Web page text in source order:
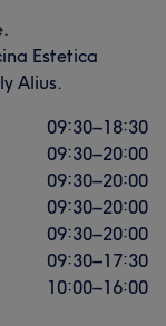
Estetica
Alius.
09:30–18:30
09:30–20:00
09:30–20:00
09:30–20:00
09:30–20:00
09:30–17:30
10:00–16:00